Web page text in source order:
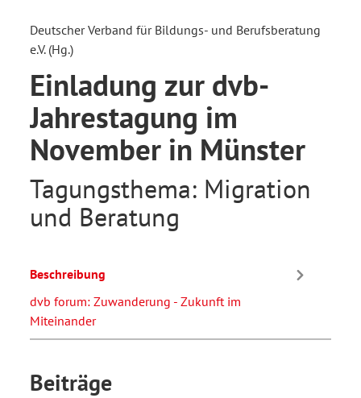
Deutscher Verband für Bildungs- und Berufsberatung
e.V. (Hg.)
Einladung zur dvb-
Jahrestagung im
November in Münster
Tagungsthema: Migration
und Beratung
Beschreibung
dvb forum: Zuwanderung - Zukunft im
Miteinander
Beiträge